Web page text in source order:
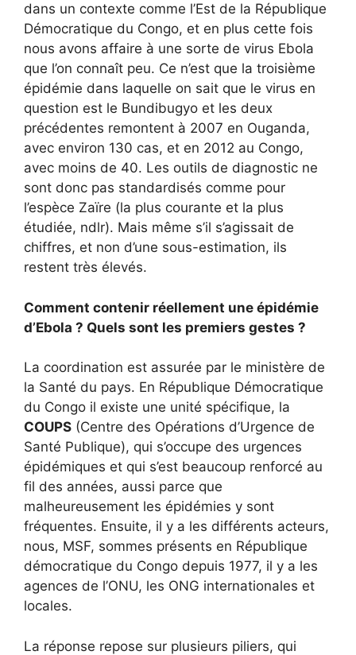
dans un contexte comme l’Est de la République
Démocratique du Congo, et en plus cette fois
nous avons affaire à une sorte de virus Ebola
que l’on connaît peu. Ce n’est que la troisième
épidémie dans laquelle on sait que le virus en
question est le Bundibugyo et les deux
précédentes remontent à 2007 en Ouganda,
avec environ 130 cas, et en 2012 au Congo,
avec moins de 40. Les outils de diagnostic ne
sont donc pas standardisés comme pour
l’espèce Zaïre (la plus courante et la plus
étudiée, ndlr). Mais même s’il s’agissait de
chiffres, et non d’une sous-estimation, ils
restent très élevés.
Comment contenir réellement une épidémie
d’Ebola ? Quels sont les premiers gestes ?
La coordination est assurée par le ministère de
la Santé du pays. En République Démocratique
du Congo il existe une unité spécifique, la
COUPS (Centre des Opérations d’Urgence de
Santé Publique), qui s’occupe des urgences
épidémiques et qui s’est beaucoup renforcé au
fil des années, aussi parce que
malheureusement les épidémies y sont
fréquentes. Ensuite, il y a les différents acteurs,
nous, MSF, sommes présents en République
démocratique du Congo depuis 1977, il y a les
agences de l’ONU, les ONG internationales et
locales.
La réponse repose sur plusieurs piliers, qui